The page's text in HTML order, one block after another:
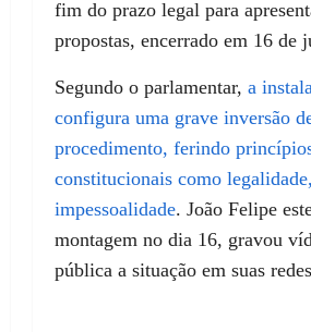
fim do prazo legal para
propostas, encerrado em 16 de
Segundo o parlamentar, a
configura uma grave inversão
procedimento, ferindo
constitucionais como
impessoalidade. João Felipe
montagem no dia 16, gravou
pública a situação em suas